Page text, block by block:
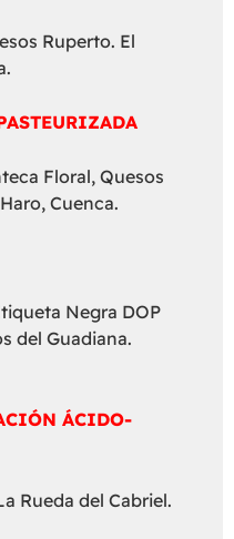
Ruperto. El
Floral, Quesos
Cuenca.
Negra DOP
del Guadiana.
ÁCIDO-
Rueda del Cabriel.